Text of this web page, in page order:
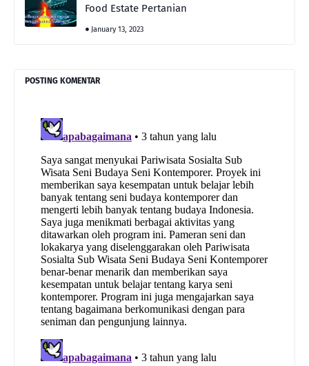
Food Estate Pertanian
January 13, 2023
POSTING KOMENTAR